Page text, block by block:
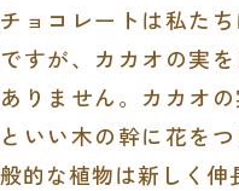
チョコレートは私た
ですが、カカオの実
ありません。カカオ
といい木の幹に花を
般的な植物は新しく伸